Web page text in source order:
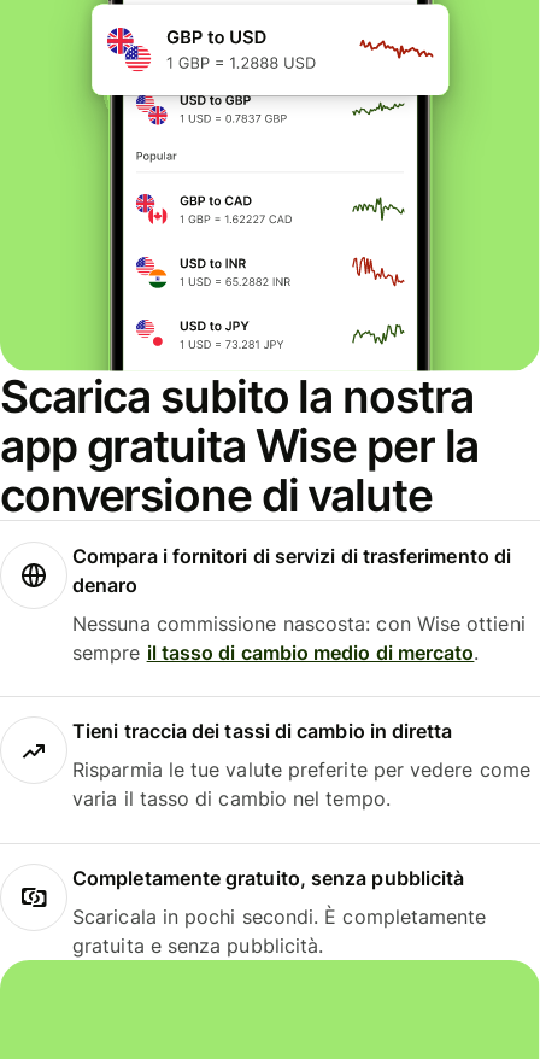
Scarica subito la nostra
app gratuita Wise per la
conversione di valute
Compara i fornitori di servizi di trasferimento di
denaro
Nessuna commissione nascosta: con Wise ottieni
sempre il tasso di cambio medio di mercato.
Tieni traccia dei tassi di cambio in diretta
Risparmia le tue valute preferite per vedere come
varia il tasso di cambio nel tempo.
Completamente gratuito, senza pubblicità
Scaricala in pochi secondi. È completamente
gratuita e senza pubblicità.